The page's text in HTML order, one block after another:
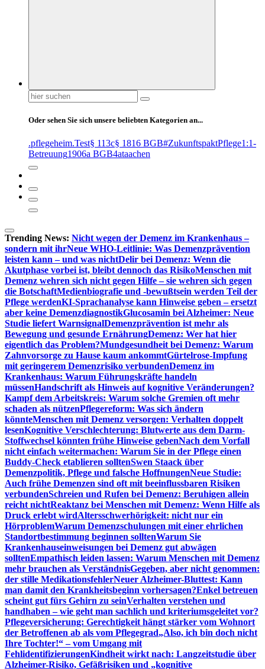
Suchen
nach:
Oder sehen Sie sich unsere beliebten Kategorien an...
.pflegeheim.Test§ 113c§ 1816 BGB#ZukunftspaktPflege1:1-
Betreuung1906a BGB4ataachen
Trending News: Nicht wegen der Demenz im Krankenhaus –
sondern mit ihrNeue WHO-Leitlinie: Was Demenzprävention
leisten kann – und was nichtDelir bei Demenz: Wenn die
Akutphase vorbei ist, bleibt dennoch das RisikoMenschen mit
Demenz wehren sich nicht gegen Hilfe – sie wehren sich gegen
die BotschaftMedienbiografie und -bewußtsein werden Teil der
Pflege werdenKI-Sprachanalyse kann Hinweise geben – ersetzt
aber keine DemenzdiagnostikGlucosamin bei Alzheimer: Neue
Studie liefert WarnsignalDemenzprävention ist mehr als
Bewegung und gesunde ErnährungDemenz: Wer hat hier
eigentlich das Problem?Mundgesundheit bei Demenz: Warum
Zahnvorsorge zu Hause kaum ankommtGürtelrose-Impfung
mit geringerem Demenzrisiko verbundenDemenz im
Krankenhaus: Warum Führungskräfte handeln
müssenHandschrift als Hinweis auf kognitive Veränderungen?
Kampf dem Arbeitskreis: Warum solche Gremien oft mehr
schaden als nützenPflegereform: Was sich ändern
könnteMenschen mit Demenz versorgen: Verhalten doppelt
lesenKognitive Verschlechterung: Blutwerte aus dem Darm-
Stoffwechsel könnten frühe Hinweise gebenNach dem Vorfall
nicht einfach weitermachen: Warum Sie in der Pflege einen
Buddy-Check etablieren solltenSwen Staack über
Demenzpolitik, Pflege und falsche HoffnungenNeue Studie:
Auch frühe Demenzen sind oft mit beeinflussbaren Risiken
verbundenSchreien und Rufen bei Demenz: Beruhigen allein
reicht nichtReaktanz bei Menschen mit Demenz: Wenn Hilfe als
Druck erlebt wirdAltersschwerhörigkeit: nicht nur ein
HörproblemWarum Demenzschulungen mit einer ehrlichen
Standortbestimmung beginnen solltenWarum Sie
Krankenhauseinweisungen bei Demenz gut abwägen
solltenEmpathisch leiden lassen: Warum Menschen mit Demenz
mehr brauchen als VerständnisGegeben, aber nicht genommen:
der stille MedikationsfehlerNeuer Alzheimer-Bluttest: Kann
man damit den Krankheitsbeginn vorhersagen?Enkel betreuen
scheint gut fürs Gehirn zu seinVerhalten verstehen und
handhaben – wie geht man sachlich und kriteriumsgeleitet vor?
Pflegeversicherung: Gerechtigkeit hängt stärker vom Wohnort
der Betroffenen ab als vom Pflegegrad„Also, ich bin doch nicht
Ihre Tochter!“ – vom Umgang mit
FehlidentifizierungenKindheit wirkt nach: Langzeitstudie über
Alzheimer-Risiko, Gefäßrisiken und „kognitive